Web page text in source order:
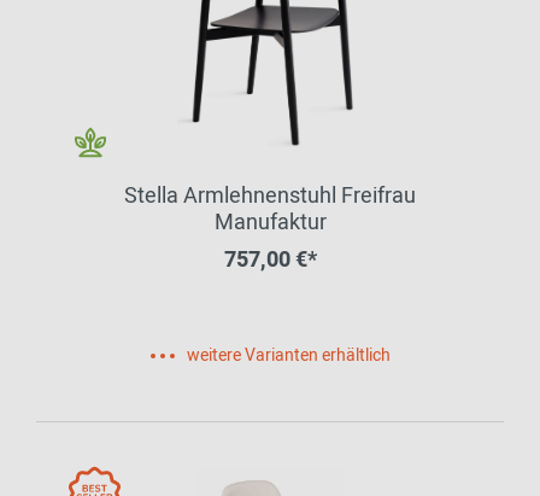
Stella Armlehnenstuhl Freifrau
Manufaktur
757,00 €*
weitere Varianten erhältlich